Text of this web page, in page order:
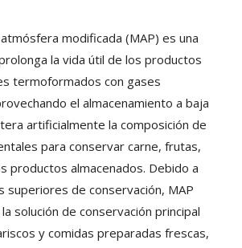
modificada (MAP) es una
la vida útil de los productos
termoformados con gases
el almacenamiento a baja
artificialmente la composición de
para conservar carne, frutas,
productos almacenados. Debido a
superiores de conservación, MAP
solución de conservación principal
y comidas preparadas frescas,